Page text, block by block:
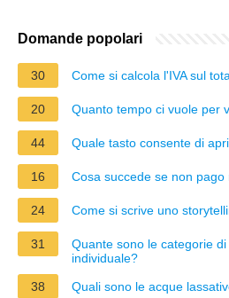
Domande popolari
30 Come si calcola l'IVA sul
20 Quanto tempo ci vuole per
44 Quale tasto consente di
16 Cosa succede se non pago
24 Come si scrive uno
31
Quante sono le categorie
individuale?
38
Quali sono le acque